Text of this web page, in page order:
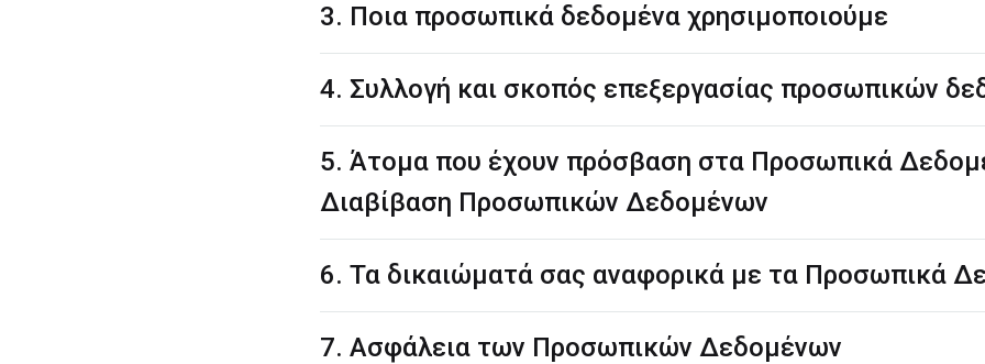
3. Ποια προσωπικά δεδομένα χρησιμοποιούμε
4. Συλλογή και σκοπός επεξεργασίας προσωπικών
5. Άτομα που έχουν πρόσβαση στα Προσωπικά
Διαβίβαση Προσωπικών Δεδομένων
6. Τα δικαιώματά σας αναφορικά με τα Προσωπικά
7. Ασφάλεια των Προσωπικών Δεδομένων